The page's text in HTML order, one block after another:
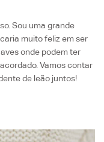
Sou uma grande
muito feliz em ser
onde podem ter
Vamos contar
de leão juntos!